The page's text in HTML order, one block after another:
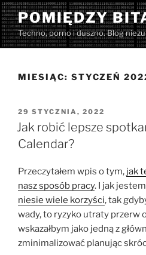
Przejdź
do
treści
POMIĘDZY
Techno, porno i duszno. Blog
MIESIĄC: STYCZEŃ
OPUBLIKOWANE
W
29 STYCZNIA, 2022
Jak robić lepsze
Calendar?
Przeczytałem wpis o tym, jak
nasz sposób pracy. I jak
niesie wiele korzyści, tak
wady, to ryzyko utraty przerw
wskazałbym jako jedną z
zminimalizować planując